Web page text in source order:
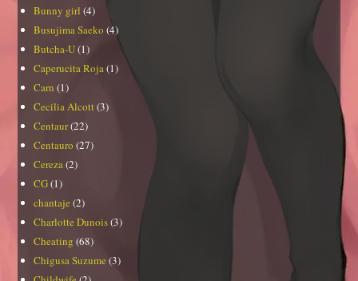
Bunny girl (4)
Busujima Saeko (4)
Butcha-U(1)
Caperucita Roja(1)
Carn (1)
Cecilia Alcott (3)
Centaur(22)
Centauro (27)
Cereza(2)
CG(1)
chantaje (2)
Charlotte Dunois(3)
Cheating (68)
Chigusa Suzume (3)